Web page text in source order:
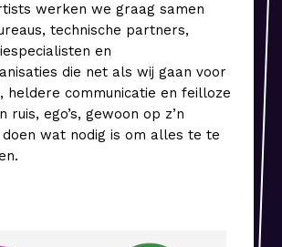
werken we graag samen
technische partners,
en
die net als wij gaan voor
heldere communicatie en feilloze
ruis, ego’s, gewoon op z’n
wat nodig is om alles te te